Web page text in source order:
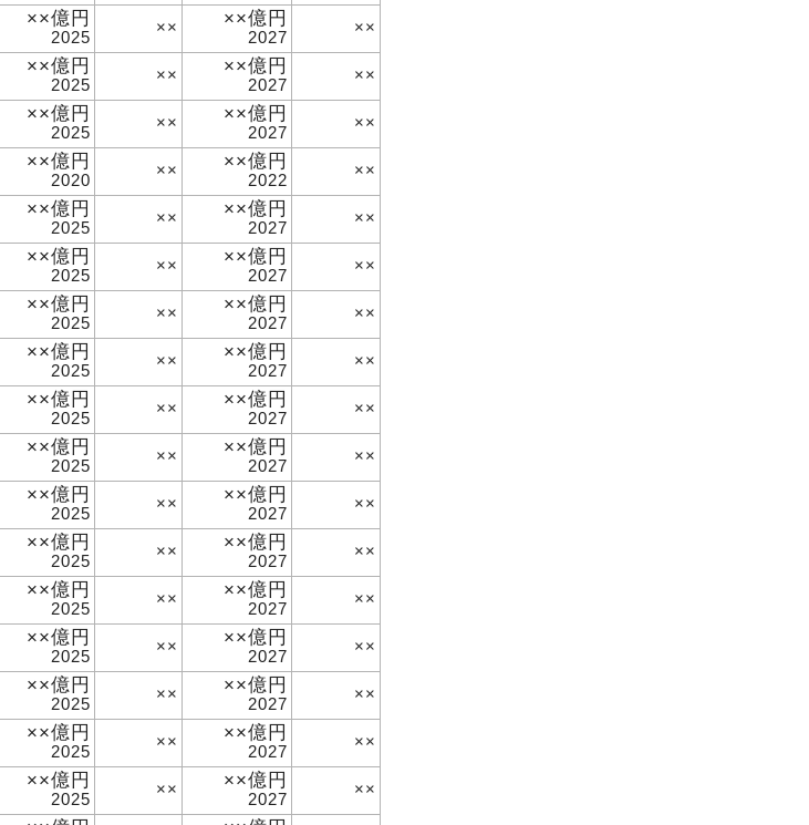
××億円
2025
×× ××億円
2027
××
××億円
2025
×× ××億円
2027
××
××億円
2025
×× ××億円
2027
××
××億円
2020
×× ××億円
2022
××
××億円
2025
×× ××億円
2027
××
××億円
2025
×× ××億円
2027
××
××億円
2025
×× ××億円
2027
××
××億円
2025
×× ××億円
2027
××
××億円
2025
×× ××億円
2027
××
××億円
2025
×× ××億円
2027
××
××億円
2025
×× ××億円
2027
××
××億円
2025
×× ××億円
2027
××
××億円
2025
×× ××億円
2027
××
××億円
2025
×× ××億円
2027
××
××億円
2025
×× ××億円
2027
××
××億円
2025
×× ××億円
2027
××
××億円
2025
×× ××億円
2027
××